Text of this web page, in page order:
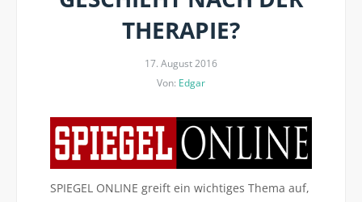
THERAPIE?
17. August 2016
Von: Edgar
SPIEGEL ONLINE greift ein wichtiges Thema auf,